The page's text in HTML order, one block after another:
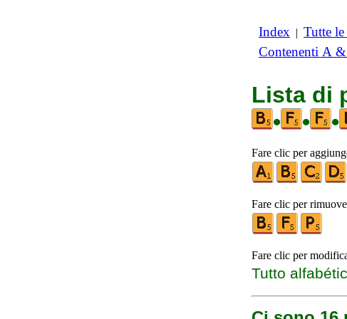
Index | Tutte
Contenenti A
Lista di
•
• •
Fare clic per
Fare clic per
Fare clic per
Tutto